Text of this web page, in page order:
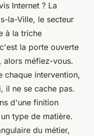
Internet ? La
la-Ville, le secteur
à la triche
la porte ouverte
alors méfiez-vous.
chaque intervention,
il ne se cache pas.
d'une finition
type de matière.
du métier,